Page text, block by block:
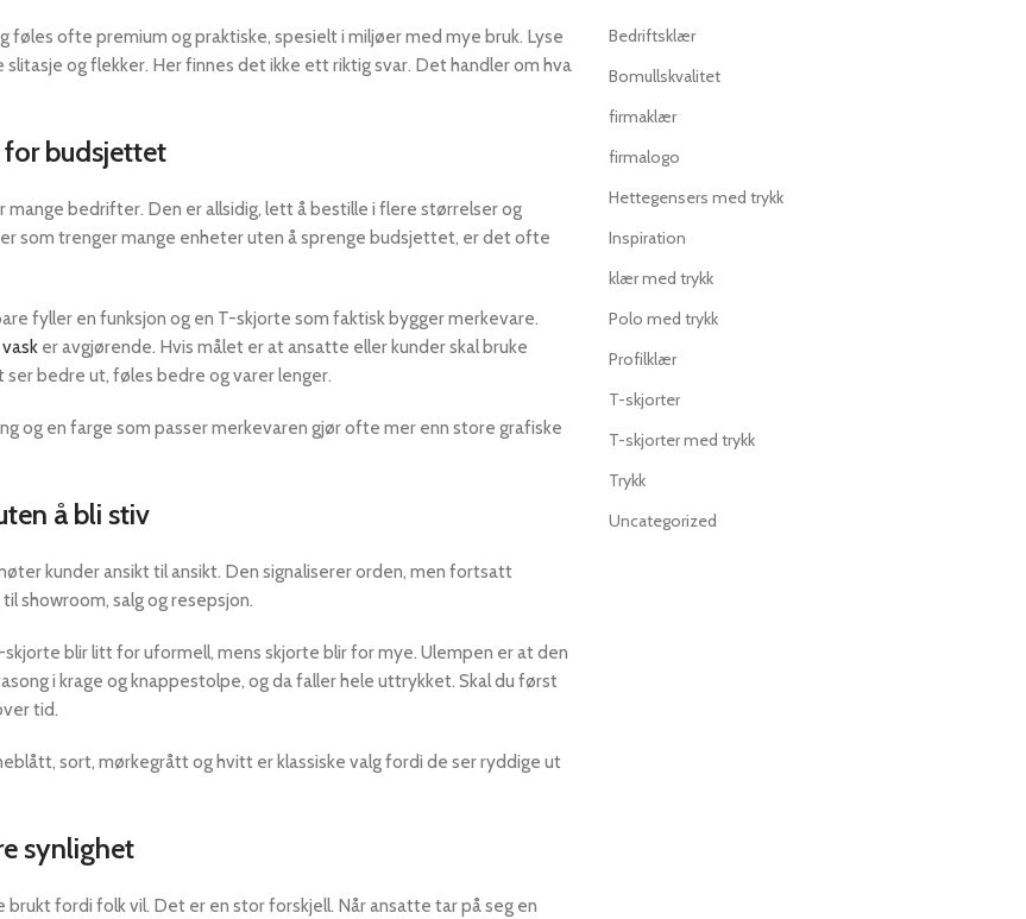
føles ofte premium og praktiske, spesielt i miljøer med mye bruk. Lyse
og flekker. Her finnes det ikke ett riktig svar. Det handler om hva
budsjettet
bedrifter. Den er allsidig, lett å bestille i flere størrelser og
som trenger mange enheter uten å sprenge budsjettet, er det ofte
fyller en funksjon og en T-skjorte som faktisk bygger merkevare.
er avgjørende. Hvis målet er at ansatte eller kunder skal bruke
bedre ut, føles bedre og varer lenger.
og en farge som passer merkevaren gjør ofte mer enn store grafiske
å bli stiv
kunder ansikt til ansikt. Den signaliserer orden, men fortsatt
showroom, salg og resepsjon.
blir litt for uformell, mens skjorte blir for mye. Ulempen er at den
i krage og knappestolpe, og da faller hele uttrykket. Skal du først
tid.
sort, mørkegrått og hvitt er klassiske valg fordi de ser ryddige ut
synlighet
fordi folk vil. Det er en stor forskjell. Når ansatte tar på seg en
Bedriftsklær
Bomullskvalitet
firmaklær
firmalogo
Hettegensers med trykk
Inspiration
klær med trykk
Polo med trykk
Profilklær
T-skjorter
T-skjorter med trykk
Trykk
Uncategorized